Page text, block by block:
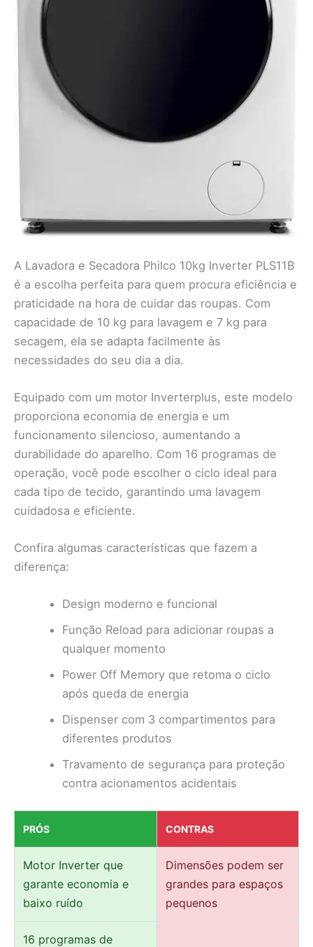
A Lavadora e Secadora Philco 10kg Inverter PLS11B
é a escolha perfeita para quem procura eficiência e
praticidade na hora de cuidar das roupas. Com
capacidade de 10 kg para lavagem e 7 kg para
secagem, ela se adapta facilmente às
necessidades do seu dia a dia.
Equipado com um motor Inverterplus, este modelo
proporciona economia de energia e um
funcionamento silencioso, aumentando a
durabilidade do aparelho. Com 16 programas de
operação, você pode escolher o ciclo ideal para
cada tipo de tecido, garantindo uma lavagem
cuidadosa e eficiente.
Confira algumas características que fazem a
diferença:
Design moderno e funcional
Função Reload para adicionar roupas a
qualquer momento
Power Off Memory que retoma o ciclo
após queda de energia
Dispenser com 3 compartimentos para
diferentes produtos
Travamento de segurança para proteção
contra acionamentos acidentais
PRÓS CONTRAS
Motor Inverter que
garante economia e
baixo ruído
Dimensões podem ser
grandes para espaços
pequenos
16 programas de